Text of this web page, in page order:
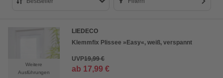
Preis aufsteigend
Preis absteigend
Bewertung
Weitere
Ausführungen
LIEDECO
Klemmfix Plissee »Easy«, weiß, verspannt
UVP19,99 €
ab 17,99 €